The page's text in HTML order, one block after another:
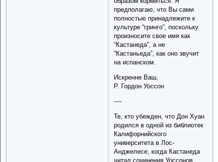
предполагаю, что Вы сами
полностью принадлежите к
культуре “гринго”, поскольку
произносите свое имя как
“Кастанеда”, а не
“Кастаньеда”, как оно звучит
на испанском.
Искренне Ваш,
Р. Гордон Уоссон
----
Те, кто убежден, что Дон Хуан
родился в одной из библиотек
Калифорнийского
университета в Лос-
Анджелесе, когда Кастанеда
читал сочинения Уоссонов